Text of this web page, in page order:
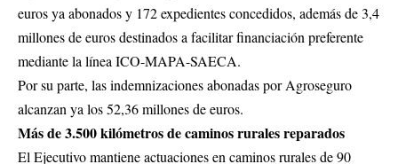
euros ya abonados y 172 expedientes concedidos, además de 3,4
millones de euros destinados a facilitar financiación preferente
mediante la línea ICO-MAPA-SAECA.
Por su parte, las indemnizaciones abonadas por Agroseguro
alcanzan ya los 52,36 millones de euros.
Más de 3.500 kilómetros de caminos rurales reparados
El Ejecutivo mantiene actuaciones en caminos rurales de 90